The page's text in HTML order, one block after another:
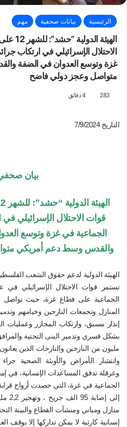
الرئيسية بيانات صحفية مهم
الهيئة
الاحتلال الإسرائيلي في ارتكاب
غزة وتوسع العدوان في الضفة
متواصل وعجز دولي فاضح
283
التاريخ 7/9/2024
بيان
قوات الاحتلال الإسرائيلي في
الجماعية في غزة وتوسع
والقدس وسط دعم أمريكي
الهيئة الدولية لدعم حقوق الشعب
تستمر قوات الاحتلال الإسرائيلي في
الجماعية على قطاع غزة، حيث تواصل
المنازل وتجمعات النازحين وخيامهم
إنذار مسبق، وارتكاب المجازر وعمليات
مليون من النازحين والنازحات الذين
وانتشار الأمراض والأوبئة الصحية
وعرقلة تدفق المساعدات الإنسانية، في
منازل ومباني ومنشآت القطاع والبينة
إنسانية كارثية لا يمكن تداركها إلا بوقف